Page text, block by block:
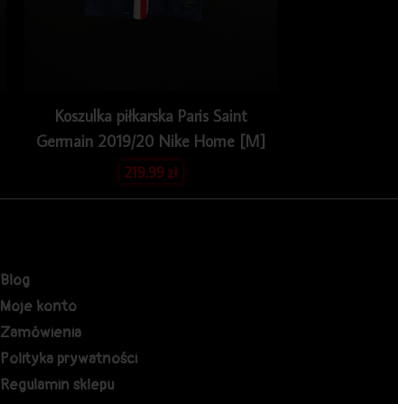
Koszulka piłkarska Paris Saint
Germain 2019/20 Nike Home [M]
219.99zł
Blog
Moje konto
Zamówienia
Polityka prywatności
Regulamin sklepu